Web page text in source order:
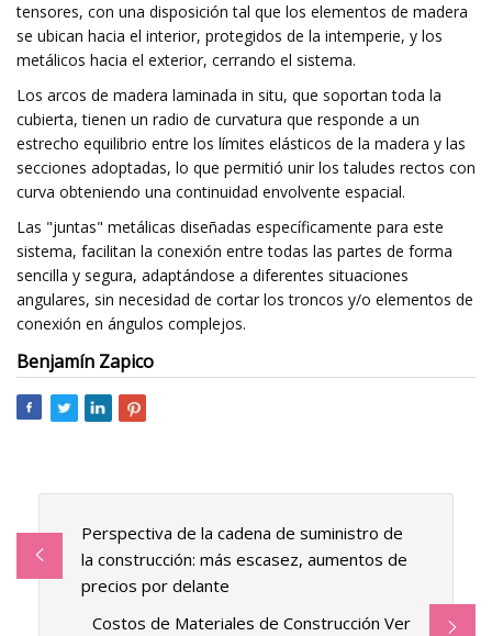
tensores, con una disposición tal que los elementos de madera
se ubican hacia el interior, protegidos de la intemperie, y los
metálicos hacia el exterior, cerrando el sistema.
Los arcos de madera laminada in situ, que soportan toda la
cubierta, tienen un radio de curvatura que responde a un
estrecho equilibrio entre los límites elásticos de la madera y las
secciones adoptadas, lo que permitió unir los taludes rectos con
curva obteniendo una continuidad envolvente espacial.
Las "juntas" metálicas diseñadas específicamente para este
sistema, facilitan la conexión entre todas las partes de forma
sencilla y segura, adaptándose a diferentes situaciones
angulares, sin necesidad de cortar los troncos y/o elementos de
conexión en ángulos complejos.
Benjamín Zapico
Perspectiva de la cadena de suministro de
la construcción: más escasez, aumentos de
precios por delante
Costos de Materiales de Construcción Ver